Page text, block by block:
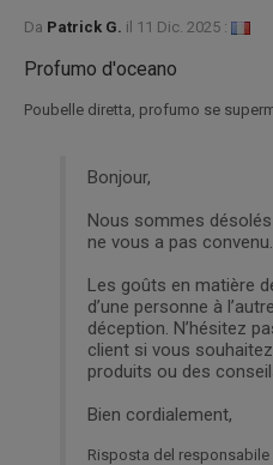
Da Patrick G. il 11 Dic. 2025 :
Profumo d'oceano
Poubelle diretta, profumo se
Bonjour,
Nous sommes
ne vous a pas convenu.
Les goûts en matière
d’une personne à
déception. N’hésitez
client si vous
produits ou des
Bien cordialement,
Risposta del